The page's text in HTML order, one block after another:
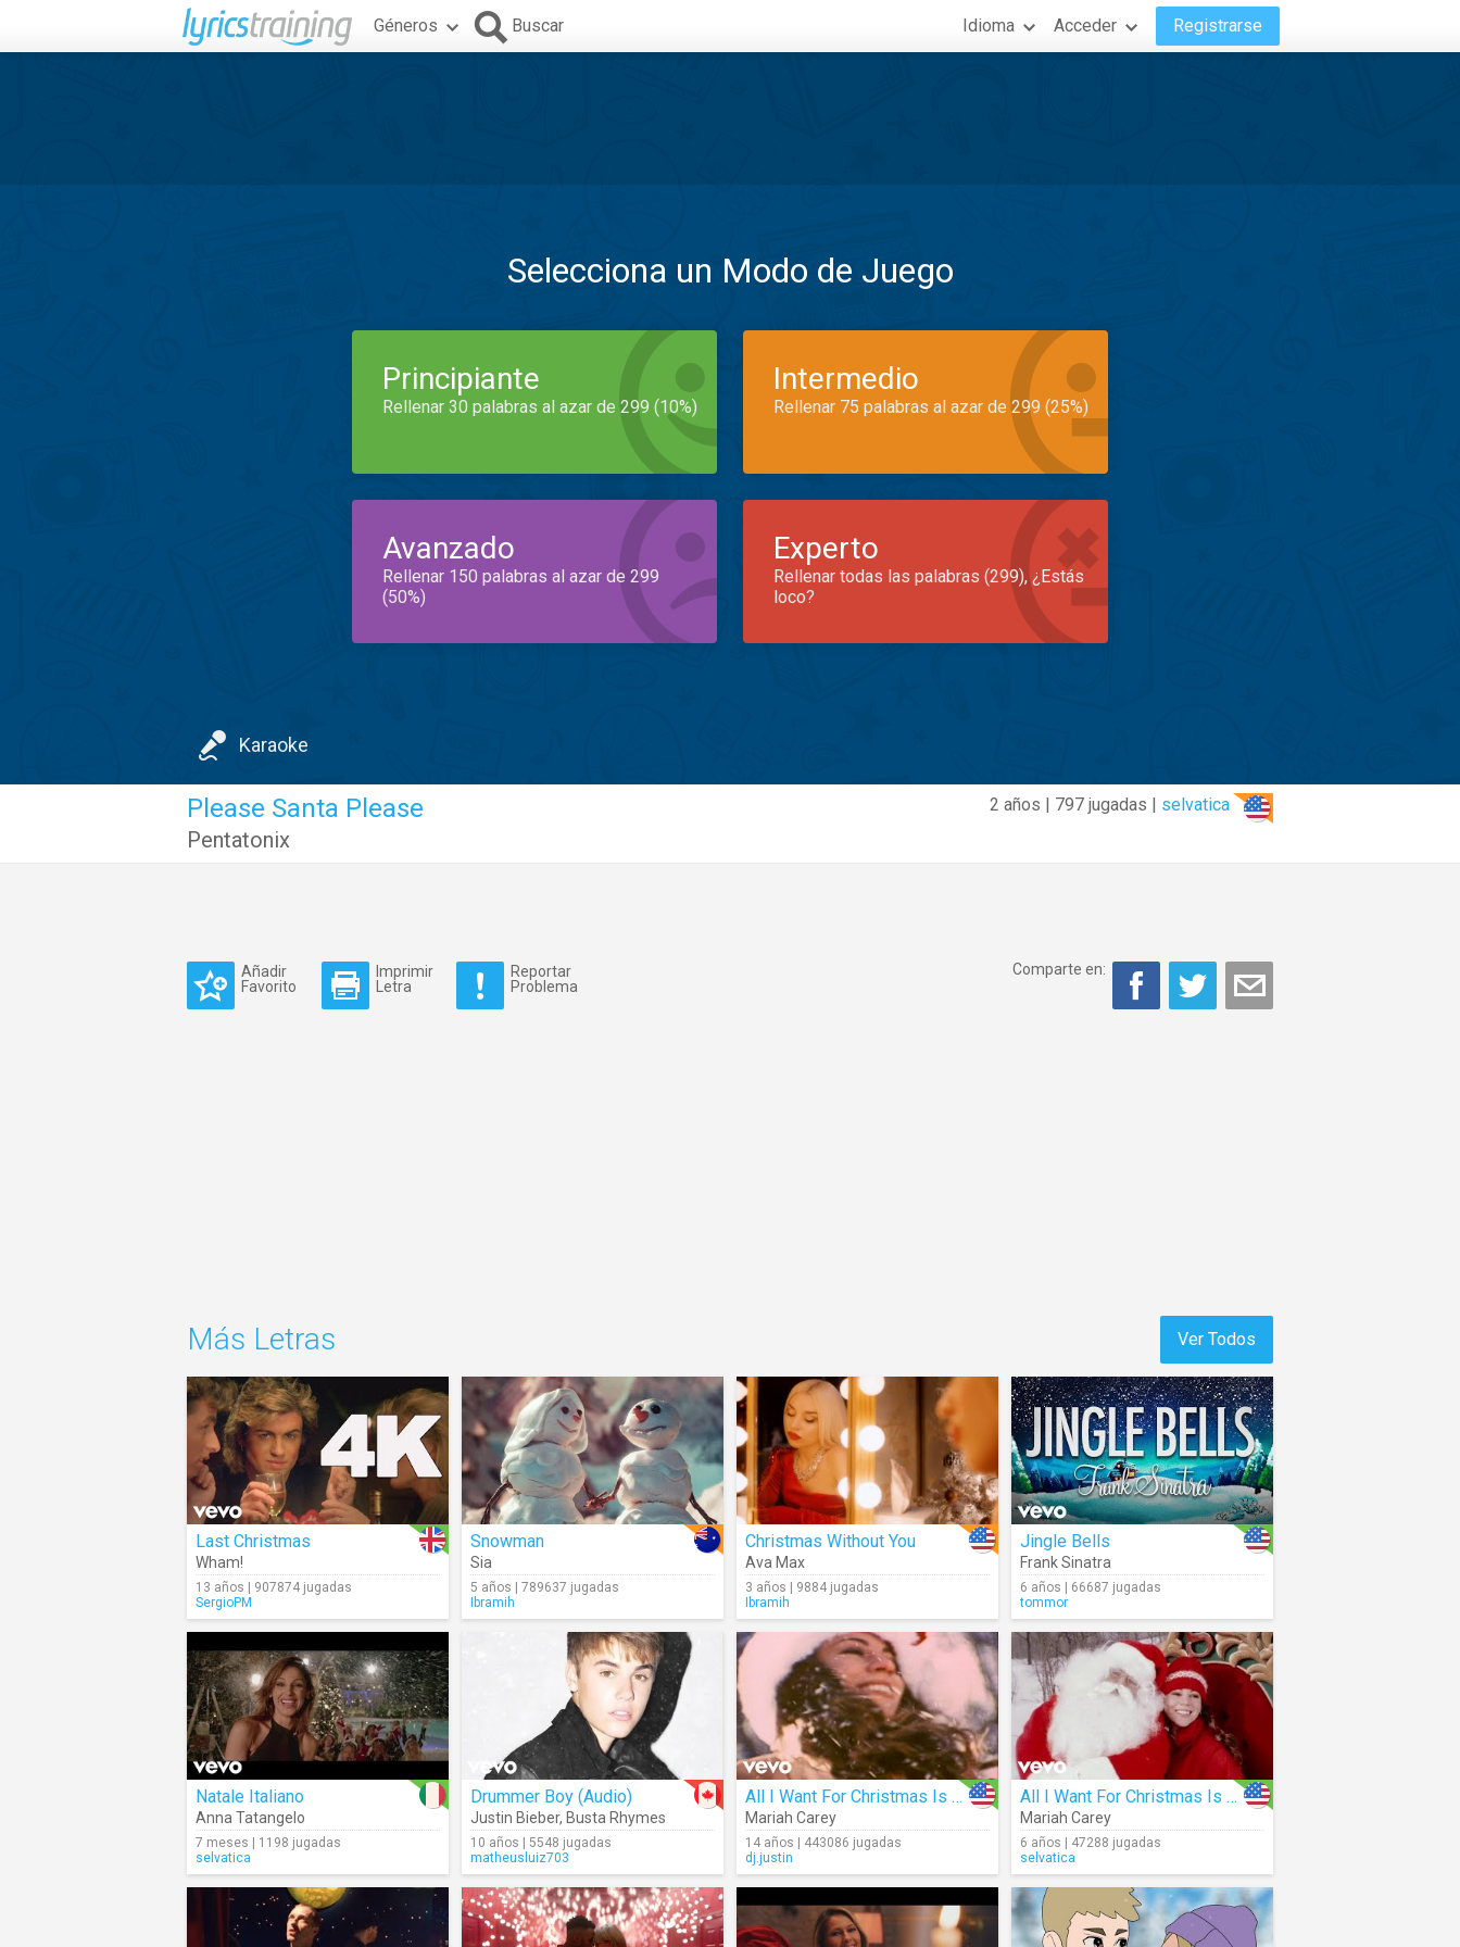
Géneros Buscar Idioma Acceder Registrarse
Selecciona un Modo de Juego
Principiante
Rellenar 30 palabras al azar de 299 (10%)
Intermedio
Rellenar 75 palabras al azar de 299 (25%)
Avanzado
Rellenar 150 palabras al azar de 299
(50%)
Experto
Rellenar todas las palabras (299), ¿Estás
loco?
Karaoke
2 años | 797 jugadas | selvatica
Please Santa Please
Pentatonix
Añadir
Favorito
Imprimir
Letra
Reportar
Problema
Comparte en:
Ver Todos
Más Letras
Last Christmas
Wham!
13 años | 907874 jugadas
SergioPM
Snowman
Sia
5 años | 789637 jugadas
Ibramih
Christmas Without You
Ava Max
3 años | 9884 jugadas
Ibramih
Jingle Bells
Frank Sinatra
6 años | 66687 jugadas
tommor
Natale Italiano
Anna Tatangelo
7 meses | 1198 jugadas
selvatica
Drummer Boy (Audio)
Justin Bieber, Busta Rhymes
10 años | 5548 jugadas
matheusluiz703
All I Want For Christmas Is You
Mariah Carey
14 años | 443086 jugadas
dj.justin
All I Want For Christmas Is You
Mariah Carey
6 años | 47288 jugadas
selvatica